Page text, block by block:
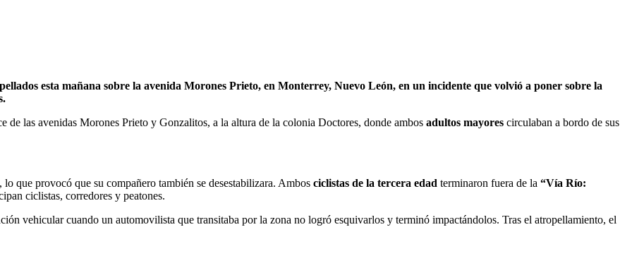
esta mañana sobre la avenida Morones Prieto, en Monterrey, Nuevo León, en un incidente que volvió a poner sobre la
de las avenidas Morones Prieto y Gonzalitos, a la altura de la colonia Doctores, donde ambos adultos mayores circulaban a bordo de sus
que provocó que su compañero también se desestabilizara. Ambos ciclistas de la tercera edad terminaron fuera de la “Vía Río:
ciclistas, corredores y peatones.
vehicular cuando un automovilista que transitaba por la zona no logró esquivarlos y terminó impactándolos. Tras el atropellamiento, el